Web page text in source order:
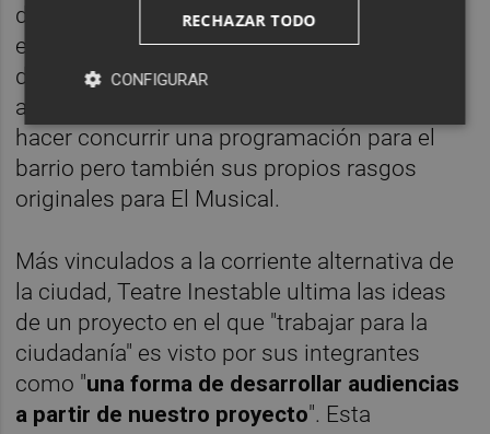
de algunos referentes internacionales,
especialmente europeos" es un valor
diferenciador. Un aspecto menos vinculado
al presupuesto del concurso, ya que trata de
hacer concurrir una programación para el
barrio pero también sus propios rasgos
originales para El Musical.
Más vinculados a la corriente alternativa de
la ciudad, Teatre Inestable ultima las ideas
de un proyecto en el que "trabajar para la
ciudadanía" es visto por sus integrantes
como "una forma de desarrollar audiencias
a partir de nuestro proyecto". Esta
RECHAZAR TODO
CONFIGURAR